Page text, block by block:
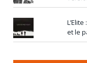
et le